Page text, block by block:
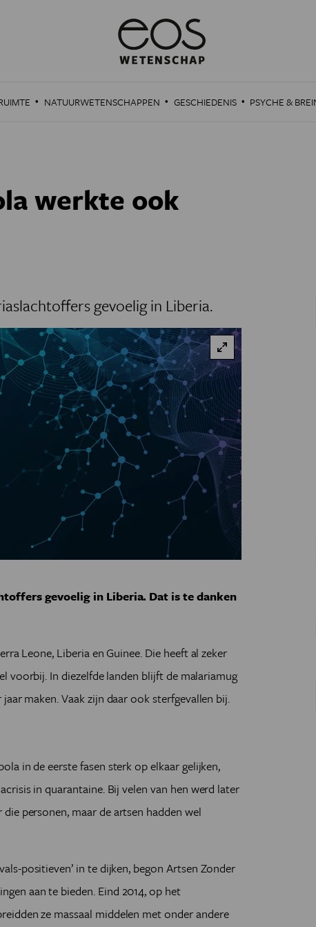
· NATUURWETENSCHAPPEN · GESCHIEDENIS · PSYCHE &
werkte ook
gevoelig in Liberia.
gevoelig in Liberia. Dat is te danken
Leone, Liberia en Guinee. Die heeft al zeker
voorbij. In diezelfde landen blijft de malariamug
maken. Vaak zijn daar ook sterfgevallen bij.
in de eerste fasen sterk op elkaar gelijken,
in quarantaine. Bij velen van hen werd later
personen, maar de artsen hadden wel
positieven’ in te dijken, begon Artsen Zonder
aan te bieden. Eind 2014, op het
ze massaal middelen met onder andere